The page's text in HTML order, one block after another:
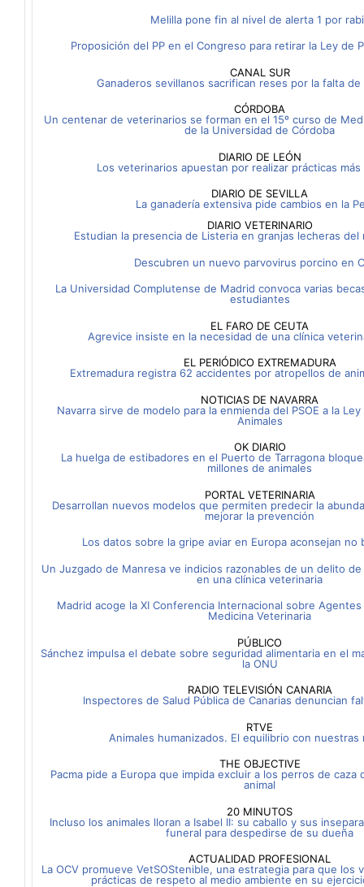
Melilla pone fin al nivel de alerta 1 por
Proposición del PP en el Congreso para retirar la Ley de
CANAL SUR
Ganaderos sevillanos sacrifican reses por la falta
CÓRDOBA
Un centenar de veterinarios se forman en el 15º curso de
de la Universidad de Córdoba
DIARIO DE LEÓN
Los veterinarios apuestan por realizar prácticas
DIARIO DE SEVILLA
La ganadería extensiva pide cambios en la
DIARIO VETERINARIO
Estudian la presencia de Listeria en granjas lecheras del
Descubren un nuevo parvovirus porcino en
La Universidad Complutense de Madrid convoca varias
estudiantes
EL FARO DE CEUTA
Agrevice insiste en la necesidad de una clínica
EL PERIÓDICO EXTREMADURA
Extremadura registra 62 accidentes por atropellos de
NOTICIAS DE NAVARRA
Navarra sirve de modelo para la enmienda del PSOE a la
Animales
OK DIARIO
La huelga de estibadores en el Puerto de Tarragona
millones de animales
PORTAL VETERINARIA
Desarrollan nuevos modelos que permiten predecir la
mejorar la prevención
Los datos sobre la gripe aviar en Europa aconsejan no
Un Juzgado de Manresa ve indicios razonables de un delito
en una clínica veterinaria
Madrid acoge la XI Conferencia Internacional sobre
Medicina Veterinaria
PÚBLICO
Sánchez impulsa el debate sobre seguridad alimentaria en el
la ONU
RADIO TELEVISIÓN CANARIA
Inspectores de Salud Pública de Canarias denuncian
RTVE
Animales humanizados. El equilibrio con nuestras
THE OBJECTIVE
Pacma pide a Europa que impida excluir a los perros de caza
animal
20 MINUTOS
Incluso los animales lloran a Isabel II: su caballo y sus
funeral para despedirse de su dueña
ACTUALIDAD PROFESIONAL
La OCV promueve VetSOStenible, una estrategia para que los
prácticas de respeto al medio ambiente en su